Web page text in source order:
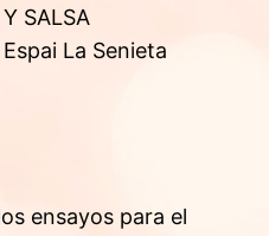
SALSA
La Senieta
ensayos para el